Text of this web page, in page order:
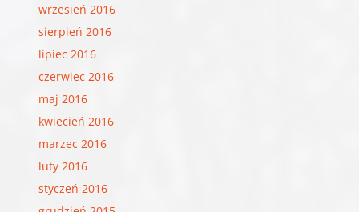
wrzesień 2016
sierpień 2016
lipiec 2016
czerwiec 2016
maj 2016
kwiecień 2016
marzec 2016
luty 2016
styczeń 2016